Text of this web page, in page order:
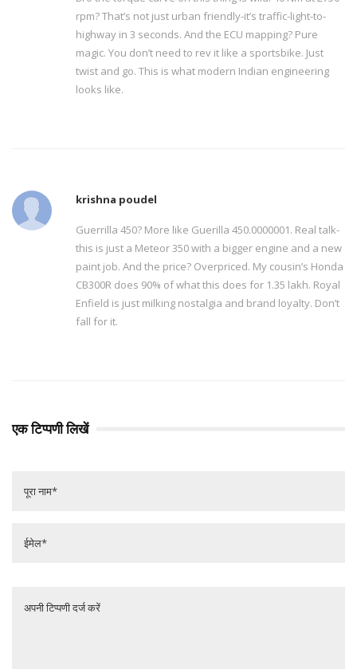
rpm? That’s not just urban friendly-it’s traffic-light-to-
highway in 3 seconds. And the ECU mapping? Pure
magic. You don’t need to rev it like a sportsbike. Just
twist and go. This is what modern Indian engineering
looks like.
krishna poudel
Guerrilla 450? More like Guerilla 450.0000001. Real talk-
this is just a Meteor 350 with a bigger engine and a new
paint job. And the price? Overpriced. My cousin’s Honda
CB300R does 90% of what this does for 1.35 lakh. Royal
Enfield is just milking nostalgia and brand loyalty. Don’t
fall for it.
एक टिप्पणी लिखें